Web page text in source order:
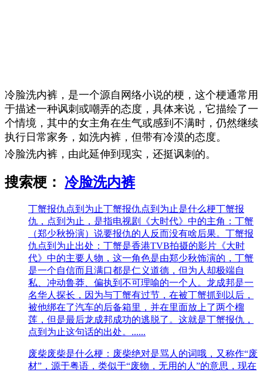
冷脸洗内裤，是一个源自网络小说的梗，这个梗通常用
于描述一种讽刺或嘲弄的态度，具体来说，它描绘了一
个情境，其中的女主角在生气或感到不满时，仍然继续
执行日常家务，如洗内裤，但带有冷漠的态度。
冷脸洗内裤，由此延伸到现实，还挺讽刺的。
搜索梗： 冷脸洗内裤
丁蟹报仇点到为止丁蟹报仇点到为止是什么梗丁蟹报
仇，点到为止，是指电视剧《大时代》中的主角：丁蟹
（郑少秋扮演）说要报仇的人反而没有啥后果。丁蟹报
仇点到为止出处：丁蟹是香港TVB拍摄的影片《大时
代》中的主要人物，这一角色是由郑少秋饰演的，丁蟹
是一个自信而且满口都是仁义道德，但为人却极端自
私、冲动鲁莽、偏执到不可理喻的一个人。龙成邦是一
名华人探长，因为与丁蟹有过节，在被丁蟹抓到以后，
被他绑在了汽车的后备箱里，并在里面放上了两个榴
莲，但是最后龙成邦成功的逃脱了。这就是丁蟹报仇，
点到为止这句话的出处。......
废柴废柴是什么梗：废柴绝对是骂人的词哦，又称作“废
材”，源于粤语，类似于“废物，无用的人”的意思，现在